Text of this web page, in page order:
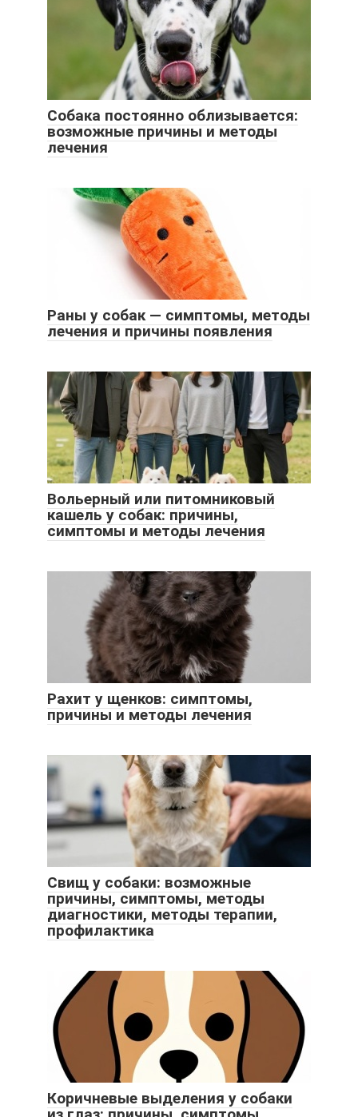
Собака постоянно облизывается:
возможные причины и методы
лечения
Раны у собак — симптомы, методы
лечения и причины появления
Вольерный или питомниковый
кашель у собак: причины,
симптомы и методы лечения
Рахит у щенков: симптомы,
причины и методы лечения
Свищ у собаки: возможные
причины, симптомы, методы
диагностики, методы терапии,
профилактика
Коричневые выделения у собаки